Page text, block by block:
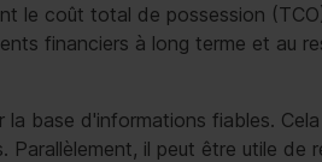
le coût total de possession
financiers à long terme et au
base d'informations fiables.
il peut être utile de